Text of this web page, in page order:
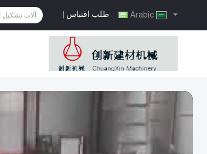
طلب اقتباس